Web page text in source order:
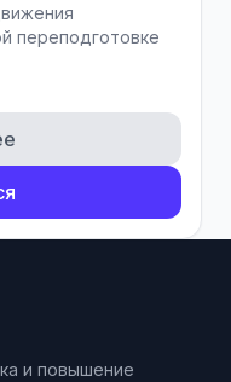
переподготовке
и повышение